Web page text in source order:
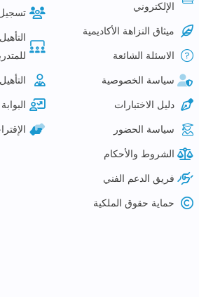
الإلكتروني
ميثاق النزاهة الأكاديمية
الاسئلة الشائعة
سياسة الخصوصية
دليل الاختبارات
سياسة الحضور
الشروط والأحكام
فريق الدعم الفني
حماية حقوق الملكية